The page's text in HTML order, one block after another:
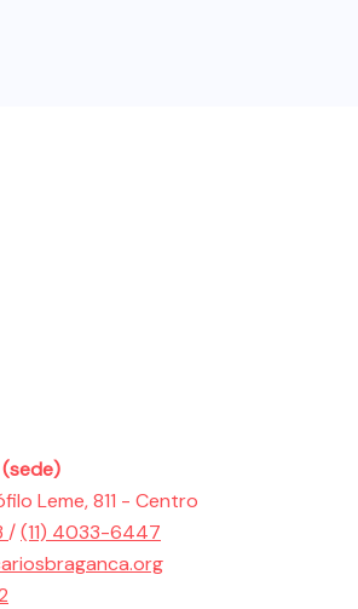
Leme, 811 - Centro
/(11) 4033-6447